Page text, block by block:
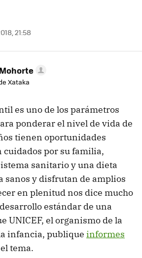
21:58
Xataka
es uno de los parámetros
ponderar el nivel de vida de
tienen oportunidades
cuidados por su familia,
sanitario y una dieta
sanos y disfrutan de amplios
en plenitud nos dice mucho
estándar de una
UNICEF, el organismo de la
infancia, publique informes
tema.